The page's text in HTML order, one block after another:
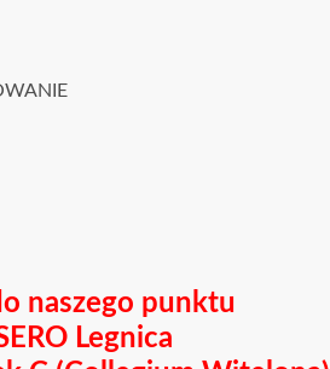
naszego punktu
Legnica